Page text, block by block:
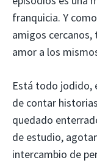
franquicia. Y
amigos cercanos,
amor a los
Está todo jodido,
de contar
quedado
de estudio,
intercambio de